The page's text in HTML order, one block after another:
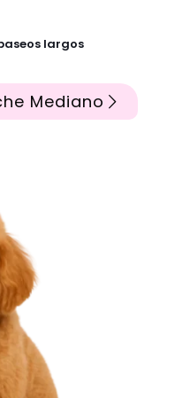
largos
Mediano